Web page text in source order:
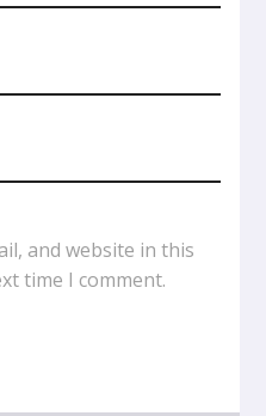
and website in this
time I comment.